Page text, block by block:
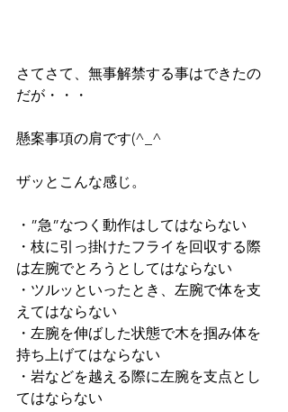
さてさて、無事解禁する事はできたの
だが・・・
懸案事項の肩です(^_^ゞ
ザッとこんな感じ。
・”急”なつく動作はしてはならない
・枝に引っ掛けたフライを回収する際
は左腕でとろうとしてはならない
・ツルッといったとき、左腕で体を支
えてはならない
・左腕を伸ばした状態で木を掴み体を
持ち上げてはならない
・岩などを越える際に左腕を支点とし
てはならない